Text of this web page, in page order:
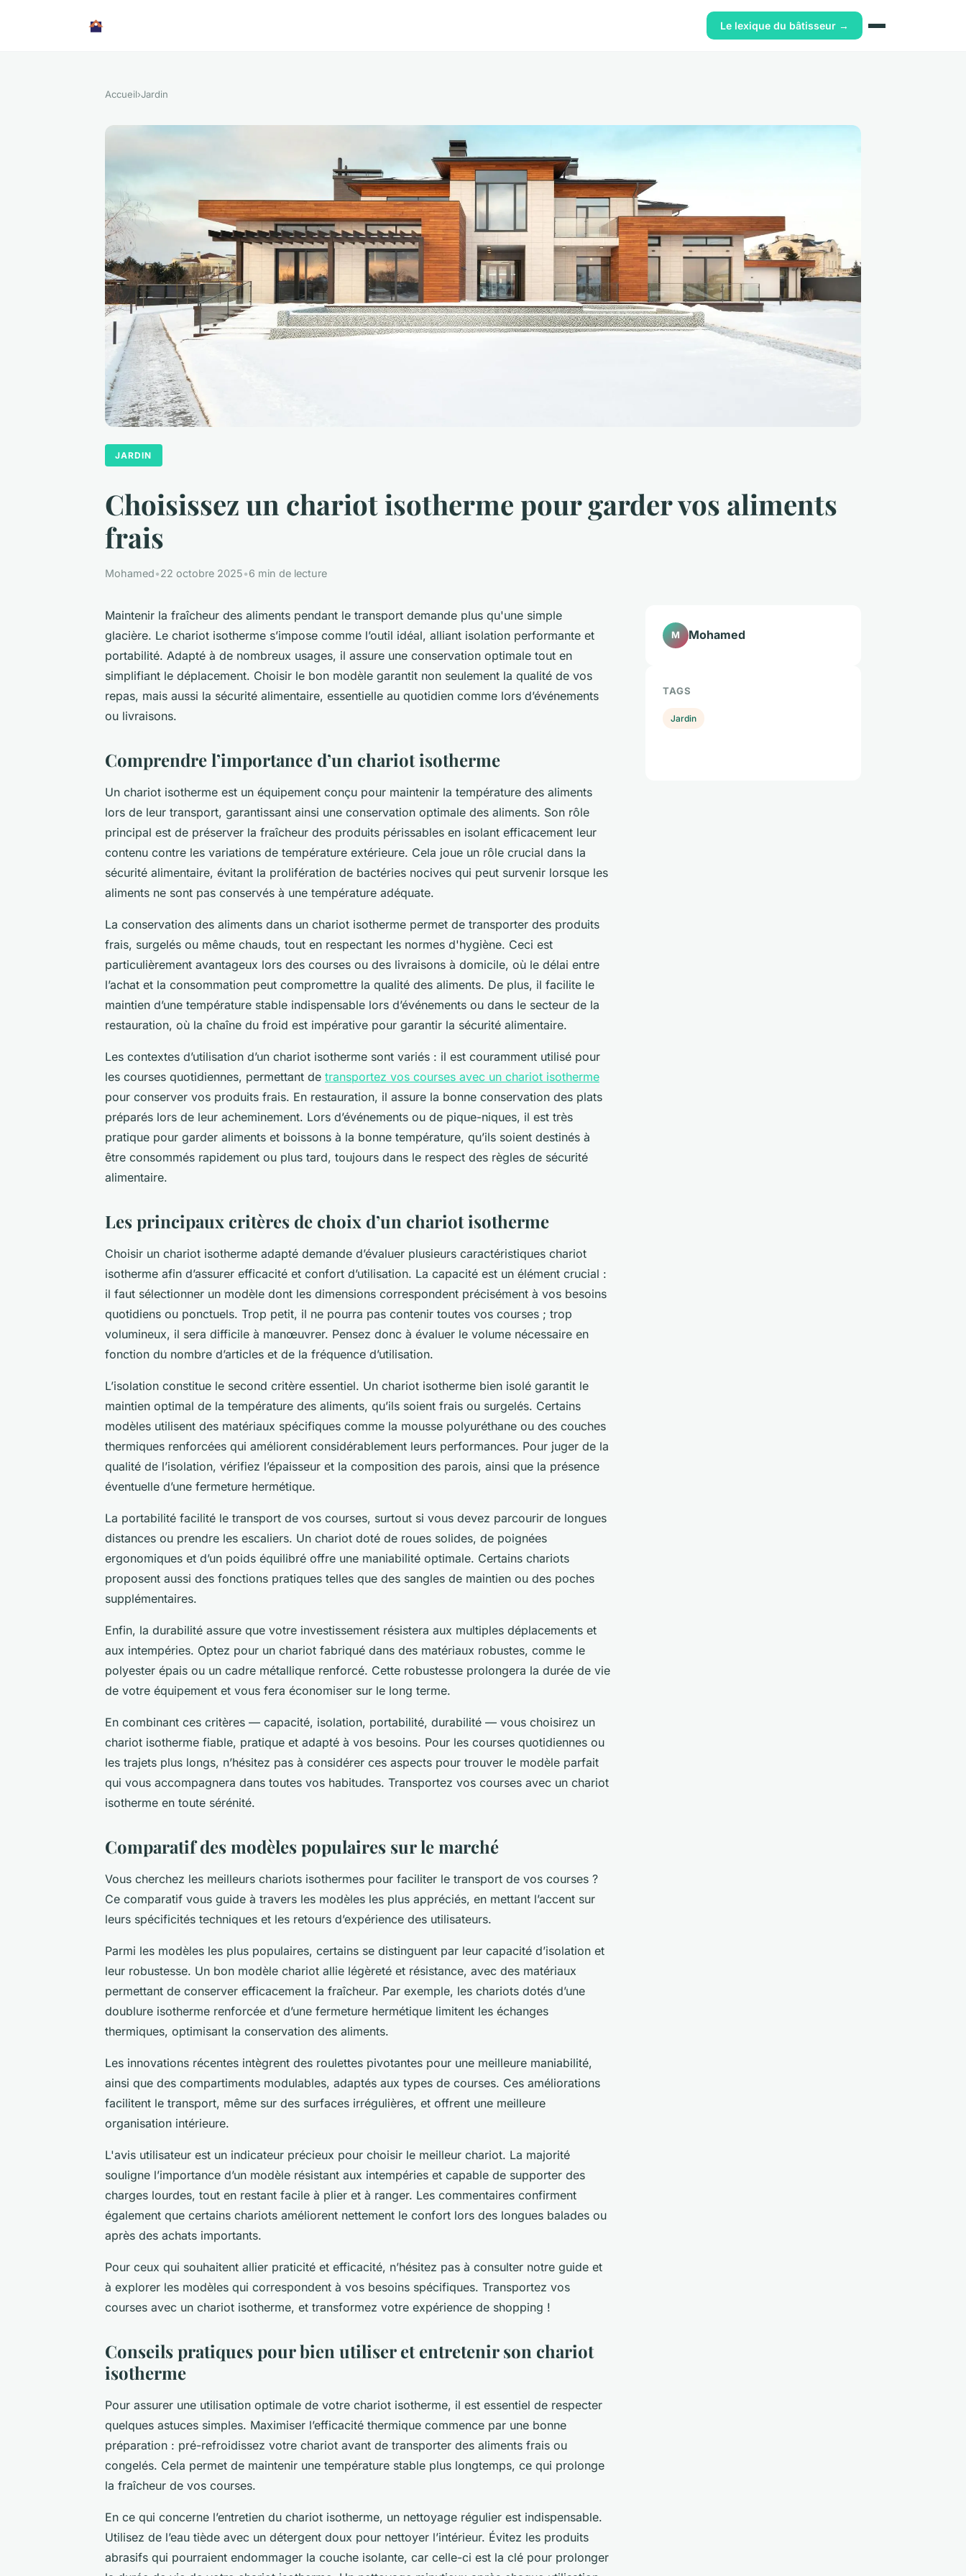
Le lexique du bâtisseur →
Accueil›Jardin
JARDIN
Choisissez un chariot isotherme pour garder vos aliments
frais
Mohamed•22 octobre 2025•6 min de lecture
Maintenir la fraîcheur des aliments pendant le transport demande plus qu'une simple
glacière. Le chariot isotherme s’impose comme l’outil idéal, alliant isolation performante et
portabilité. Adapté à de nombreux usages, il assure une conservation optimale tout en
simplifiant le déplacement. Choisir le bon modèle garantit non seulement la qualité de vos
repas, mais aussi la sécurité alimentaire, essentielle au quotidien comme lors d’événements
ou livraisons.
Comprendre l’importance d’un chariot isotherme
Un chariot isotherme est un équipement conçu pour maintenir la température des aliments
lors de leur transport, garantissant ainsi une conservation optimale des aliments. Son rôle
principal est de préserver la fraîcheur des produits périssables en isolant efficacement leur
contenu contre les variations de température extérieure. Cela joue un rôle crucial dans la
sécurité alimentaire, évitant la prolifération de bactéries nocives qui peut survenir lorsque les
aliments ne sont pas conservés à une température adéquate.
La conservation des aliments dans un chariot isotherme permet de transporter des produits
frais, surgelés ou même chauds, tout en respectant les normes d'hygiène. Ceci est
particulièrement avantageux lors des courses ou des livraisons à domicile, où le délai entre
l’achat et la consommation peut compromettre la qualité des aliments. De plus, il facilite le
maintien d’une température stable indispensable lors d’événements ou dans le secteur de la
restauration, où la chaîne du froid est impérative pour garantir la sécurité alimentaire.
Les contextes d’utilisation d’un chariot isotherme sont variés : il est couramment utilisé pour
les courses quotidiennes, permettant de transportez vos courses avec un chariot isotherme
pour conserver vos produits frais. En restauration, il assure la bonne conservation des plats
préparés lors de leur acheminement. Lors d’événements ou de pique-niques, il est très
pratique pour garder aliments et boissons à la bonne température, qu’ils soient destinés à
être consommés rapidement ou plus tard, toujours dans le respect des règles de sécurité
alimentaire.
Les principaux critères de choix d’un chariot isotherme
Choisir un chariot isotherme adapté demande d’évaluer plusieurs caractéristiques chariot
isotherme afin d’assurer efficacité et confort d’utilisation. La capacité est un élément crucial :
il faut sélectionner un modèle dont les dimensions correspondent précisément à vos besoins
quotidiens ou ponctuels. Trop petit, il ne pourra pas contenir toutes vos courses ; trop
volumineux, il sera difficile à manœuvrer. Pensez donc à évaluer le volume nécessaire en
fonction du nombre d’articles et de la fréquence d’utilisation.
L’isolation constitue le second critère essentiel. Un chariot isotherme bien isolé garantit le
maintien optimal de la température des aliments, qu’ils soient frais ou surgelés. Certains
modèles utilisent des matériaux spécifiques comme la mousse polyuréthane ou des couches
thermiques renforcées qui améliorent considérablement leurs performances. Pour juger de la
qualité de l’isolation, vérifiez l’épaisseur et la composition des parois, ainsi que la présence
éventuelle d’une fermeture hermétique.
La portabilité facilité le transport de vos courses, surtout si vous devez parcourir de longues
distances ou prendre les escaliers. Un chariot doté de roues solides, de poignées
ergonomiques et d’un poids équilibré offre une maniabilité optimale. Certains chariots
proposent aussi des fonctions pratiques telles que des sangles de maintien ou des poches
supplémentaires.
Enfin, la durabilité assure que votre investissement résistera aux multiples déplacements et
aux intempéries. Optez pour un chariot fabriqué dans des matériaux robustes, comme le
polyester épais ou un cadre métallique renforcé. Cette robustesse prolongera la durée de vie
de votre équipement et vous fera économiser sur le long terme.
En combinant ces critères — capacité, isolation, portabilité, durabilité — vous choisirez un
chariot isotherme fiable, pratique et adapté à vos besoins. Pour les courses quotidiennes ou
les trajets plus longs, n’hésitez pas à considérer ces aspects pour trouver le modèle parfait
qui vous accompagnera dans toutes vos habitudes. Transportez vos courses avec un chariot
isotherme en toute sérénité.
Comparatif des modèles populaires sur le marché
Vous cherchez les meilleurs chariots isothermes pour faciliter le transport de vos courses ?
Ce comparatif vous guide à travers les modèles les plus appréciés, en mettant l’accent sur
leurs spécificités techniques et les retours d’expérience des utilisateurs.
Parmi les modèles les plus populaires, certains se distinguent par leur capacité d’isolation et
leur robustesse. Un bon modèle chariot allie légèreté et résistance, avec des matériaux
permettant de conserver efficacement la fraîcheur. Par exemple, les chariots dotés d’une
doublure isotherme renforcée et d’une fermeture hermétique limitent les échanges
thermiques, optimisant la conservation des aliments.
Les innovations récentes intègrent des roulettes pivotantes pour une meilleure maniabilité,
ainsi que des compartiments modulables, adaptés aux types de courses. Ces améliorations
facilitent le transport, même sur des surfaces irrégulières, et offrent une meilleure
organisation intérieure.
L'avis utilisateur est un indicateur précieux pour choisir le meilleur chariot. La majorité
souligne l’importance d’un modèle résistant aux intempéries et capable de supporter des
charges lourdes, tout en restant facile à plier et à ranger. Les commentaires confirment
également que certains chariots améliorent nettement le confort lors des longues balades ou
après des achats importants.
Pour ceux qui souhaitent allier praticité et efficacité, n’hésitez pas à consulter notre guide et
à explorer les modèles qui correspondent à vos besoins spécifiques. Transportez vos
courses avec un chariot isotherme, et transformez votre expérience de shopping !
Conseils pratiques pour bien utiliser et entretenir son chariot
isotherme
Pour assurer une utilisation optimale de votre chariot isotherme, il est essentiel de respecter
quelques astuces simples. Maximiser l’efficacité thermique commence par une bonne
préparation : pré-refroidissez votre chariot avant de transporter des aliments frais ou
congelés. Cela permet de maintenir une température stable plus longtemps, ce qui prolonge
la fraîcheur de vos courses.
En ce qui concerne l’entretien du chariot isotherme, un nettoyage régulier est indispensable.
Utilisez de l’eau tiède avec un détergent doux pour nettoyer l’intérieur. Évitez les produits
abrasifs qui pourraient endommager la couche isolante, car celle-ci est la clé pour prolonger
M Mohamed
TAGS
Jardin